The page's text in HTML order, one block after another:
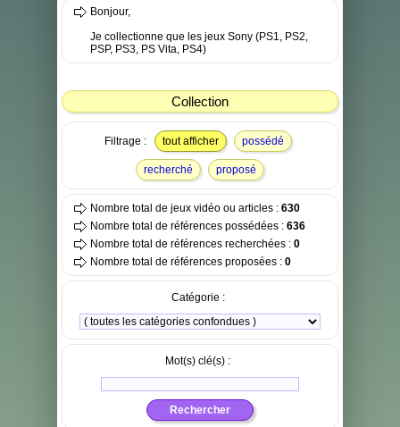
Bonjour,
Je collectionne que les jeux Sony (PS1, PS2,
PSP, PS3, PS Vita, PS4)
Collection
Filtrage : tout afficher possédé
recherché proposé
Nombre total de jeux vidéo ou articles : 630
Nombre total de références possédées : 636
Nombre total de références recherchées : 0
Nombre total de références proposées : 0
Catégorie :
Mot(s) clé(s) :